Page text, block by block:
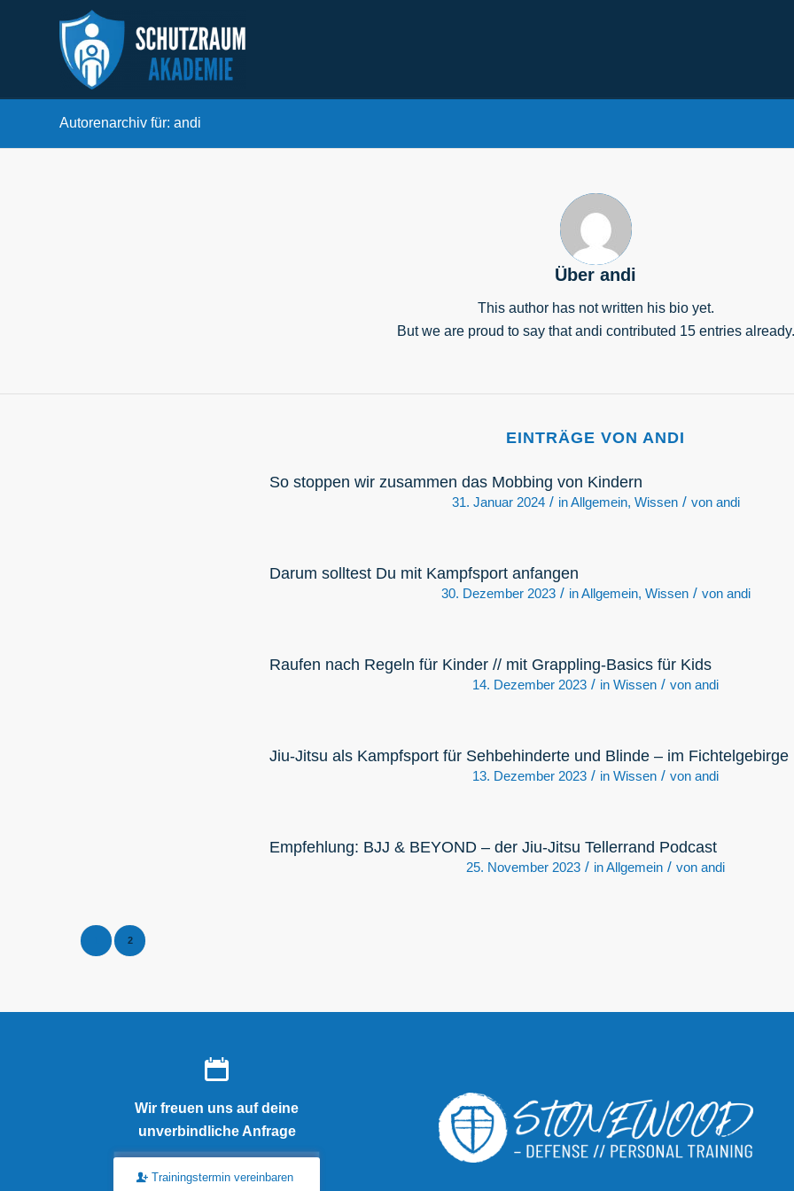
Autorenarchiv für: andi
Über andi
This author has not written his bio yet.
But we are proud to say thatandi contributed 15 entries already.
EINTRÄGE VON ANDI
So stoppen wir zusammen das Mobbing von Kindern
31. Januar 2024 / inAllgemein, Wissen / von andi
Darum solltest Du mit Kampfsport anfangen
30. Dezember 2023 / inAllgemein, Wissen / von andi
Raufen nach Regeln für Kinder // mit Grappling-Basics für Kids
14. Dezember 2023 / in Wissen / von andi
Jiu-Jitsu als Kampfsport für Sehbehinderte und Blinde – im Fichtelgebirge
13. Dezember 2023 / in Wissen / von andi
Empfehlung: BJJ & BEYOND – der Jiu-Jitsu Tellerrand Podcast
25. November 2023 / inAllgemein / von andi
2
Wir freuen uns auf deine
unverbindliche Anfrage
Trainingstermin vereinbaren